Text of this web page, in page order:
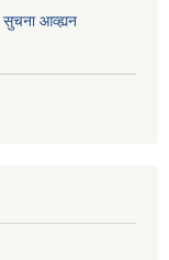
सुचना आव्ह्यन